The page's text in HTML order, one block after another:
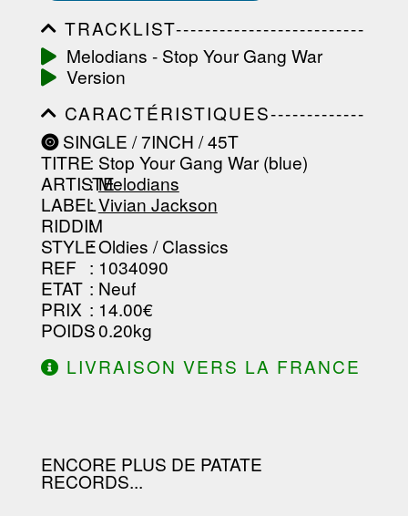
TRACKLIST--------------------------
-----------------------------------------
-----------------------------------------
-----------------------------------------
-------------------
Melodians - Stop Your Gang War
Version
CARACTÉRISTIQUES-------------
-----------------------------------------
-----------------------------------------
-----------------------------------------
-----------------------------------------
--------------------------------
SINGLE / 7INCH / 45T
TITRE: Stop Your Gang War (blue)
ARTISTE
:Melodians
LABEL
:Vivian Jackson
RIDDIM
:
STYLE: Oldies / Classics
REF : 1034090
ETAT : Neuf
PRIX : 14.00€
POIDS: 0.20kg
LIVRAISON VERS LA FRANCE
ENCORE PLUS DE PATATE
RECORDS...